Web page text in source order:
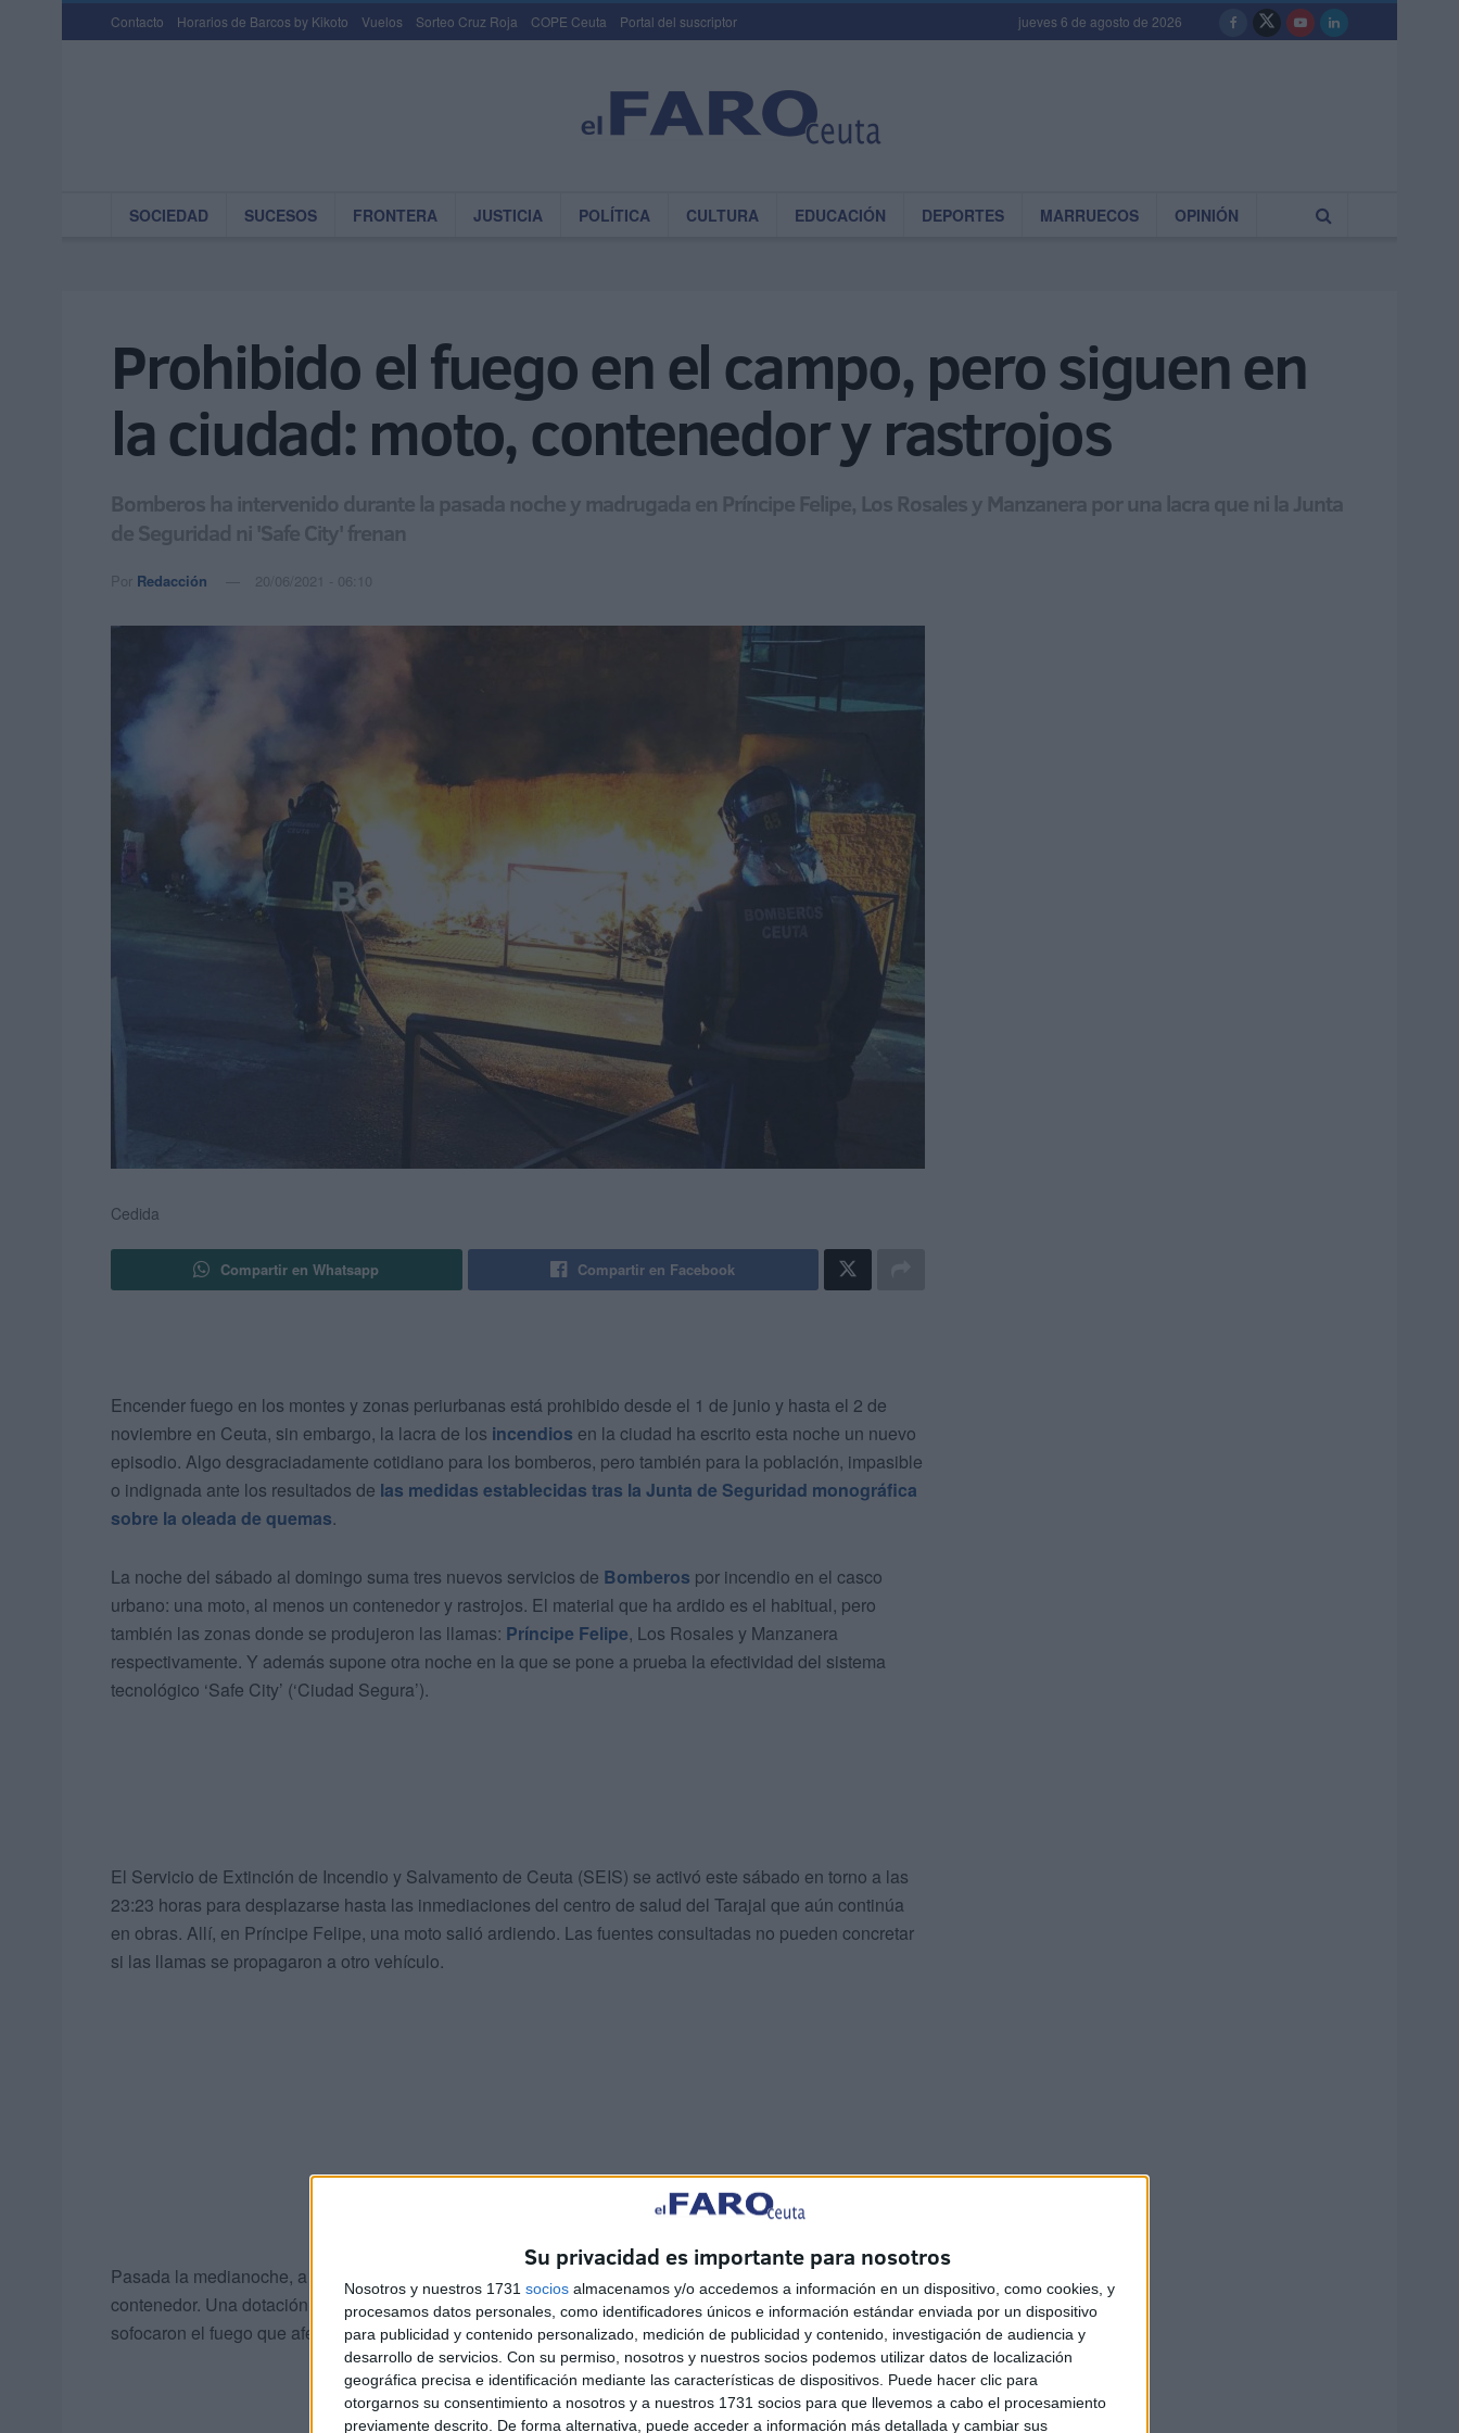
Su privacidad es importante para nosotros
Nosotros y nuestros 1731 socios almacenamos y/o accedemos a información en un dispositivo, como cookies, y
procesamos datos personales, como identificadores únicos e información estándar enviada por un dispositivo
para publicidad y contenido personalizado, medición de publicidad y contenido, investigación de audiencia y
desarrollo de servicios. Con su permiso, nosotros y nuestros socios podemos utilizar datos de localización
geográfica precisa e identificación mediante las características de dispositivos. Puede hacer clic para
otorgarnos su consentimiento a nosotros y a nuestros 1731 socios para que llevemos a cabo el procesamiento
previamente descrito. De forma alternativa, puede acceder a información más detallada y cambiar sus
Contacto Horarios de Barcos by Kikoto Vuelos Sorteo Cruz Roja COPE Ceuta Portal del suscriptor jueves 6 de agosto de 2026
SOCIEDAD SUCESOS FRONTERA JUSTICIA POLÍTICA CULTURA EDUCACIÓN DEPORTES MARRUECOS OPINIÓN
Prohibido el fuego en el campo, pero siguen en
la ciudad: moto, contenedor y rastrojos
Bomberos ha intervenido durante la pasada noche y madrugada en Príncipe Felipe, Los Rosales y Manzanera por una lacra que ni la Junta
de Seguridad ni 'Safe City' frenan
Por Redacción 20/06/2021 - 06:10
Cedida
Compartir en Whatsapp Compartir en Facebook
Encender fuego en los montes y zonas periurbanas está prohibido desde el 1 de junio y hasta el 2 de
noviembre en Ceuta, sin embargo, la lacra de los incendios en la ciudad ha escrito esta noche un nuevo
episodio. Algo desgraciadamente cotidiano para los bomberos, pero también para la población, impasible
o indignada ante los resultados de las medidas establecidas tras la Junta de Seguridad monográfica
sobre la oleada de quemas.
La noche del sábado al domingo suma tres nuevos servicios de Bomberos por incendio en el casco
urbano: una moto, al menos un contenedor y rastrojos. El material que ha ardido es el habitual, pero
también las zonas donde se produjeron las llamas: Príncipe Felipe, Los Rosales y Manzanera
respectivamente. Y además supone otra noche en la que se pone a prueba la efectividad del sistema
tecnológico ‘Safe City’ (‘Ciudad Segura’).
El Servicio de Extinción de Incendio y Salvamento de Ceuta (SEIS) se activó este sábado en torno a las
23:23 horas para desplazarse hasta las inmediaciones del centro de salud del Tarajal que aún continúa
en obras. Allí, en Príncipe Felipe, una moto salió ardiendo. Las fuentes consultadas no pueden concretar
si las llamas se propagaron a otro vehículo.
Pasada la medianoche, a las 00:17 horas, el Parque de Bomberos recibió un aviso por incendio de
contenedor. Una dotación se movilizó hasta Los Rosales, a la altura de la pista de petanca, donde
sofocaron el fuego que afectó al menos a uno de estos depósitos de basura.